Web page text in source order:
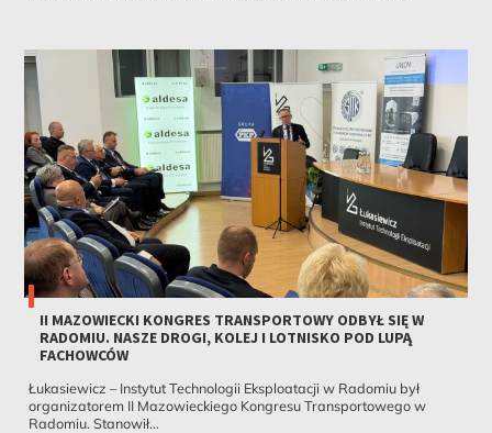
II MAZOWIECKI KONGRES TRANSPORTOWY ODBYŁ SIĘ W
RADOMIU. NASZE DROGI, KOLEJ I LOTNISKO POD LUPĄ
FACHOWCÓW
Łukasiewicz – Instytut Technologii Eksploatacji w Radomiu był
organizatorem II Mazowieckiego Kongresu Transportowego w
Radomiu. Stanowił...